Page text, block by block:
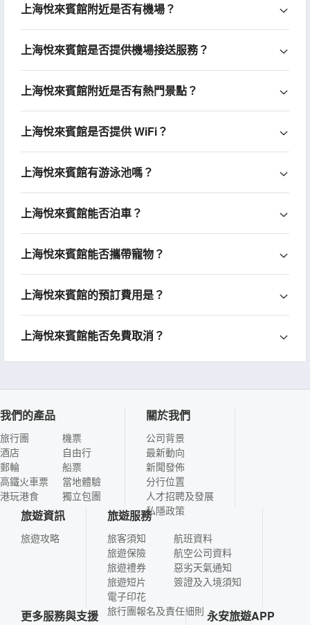
上海悅來賓館附近是否有機場？
上海悅來賓館是否提供機場接送服務？
上海悅來賓館附近是否有熱門景點？
上海悅來賓館是否提供 WiFi？
上海悅來賓館有游泳池嗎？
上海悅來賓館能否泊車？
上海悅來賓館能否攜帶寵物？
上海悅來賓館的預訂費用是？
上海悅來賓館能否免費取消？
我們的產品
旅行團
酒店
郵輪
高鐵火車票
港玩港食
機票
自由行
船票
當地體驗
獨立包團
關於我們
公司背景
最新動向
新聞發佈
分行位置
人才招聘及發展
私隱政策
旅遊資訊
旅遊攻略
旅遊服務
旅客須知
旅遊保險
旅遊禮券
旅遊短片
電子印花
航班資料
航空公司資料
惡劣天氣通知
簽證及入境須知
旅行團報名及責任細則
更多服務與支援 永安旅遊APP